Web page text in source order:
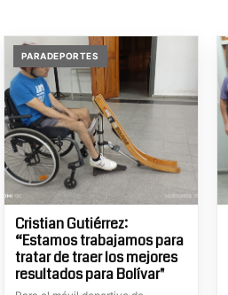
PARADEPORTES
Cristian Gutiérrez:
“Estamos trabajamos para
tratar de traer los mejores
resultados para Bolívar"